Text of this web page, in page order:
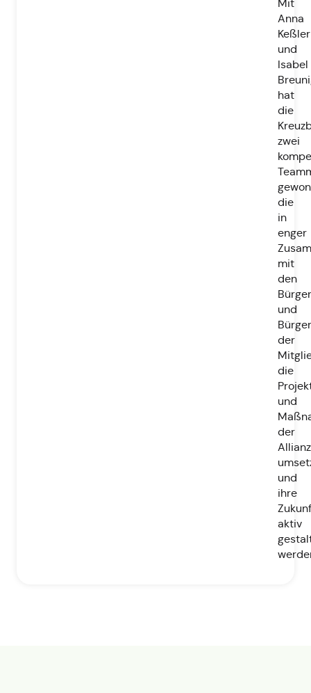
Mit
Anna
Keßler
und
Isabel
hat
die
zwei
die
in
enger
mit
den
und
der
die
und
der
Allianz
und
ihre
aktiv